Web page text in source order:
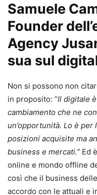
Samuele
Founder
Agency
sua sul
Non si possono non
in proposito: “Il digitale
cambiamento che ne
un’opportunità. Lo è
posizioni acquisite ma
business e mercati.” Ed
online e mondo offline
così che il business
accordo con le attuali e